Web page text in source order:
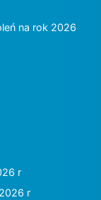
na rok 2026
r
r